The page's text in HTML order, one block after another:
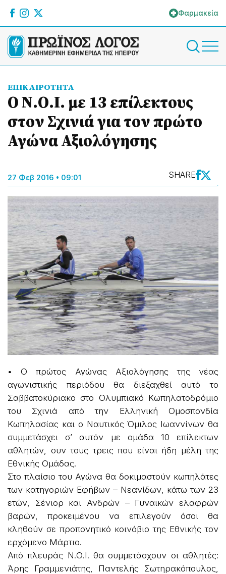
Φαρμακεία
ΕΠΙΚΑΙΡΟΤΗΤΑ
Ο Ν.Ο.Ι. με 13 επίλεκτους
στον Σχινιά για τον πρώτο
Αγώνα Αξιολόγησης
27 Φεβ 2016 • 09:01 SHARE
• Ο πρώτος Αγώνας Αξιολόγησης της νέας
αγωνιστικής περιόδου θα διεξαχθεί αυτό το
Σαββατοκύριακο στο Ολυμπιακό Κωπηλατοδρόμιο
του Σχινιά από την Ελληνική Ομοσπονδία
Κωπηλασίας και ο Ναυτικός Όμιλος Ιωαννίνων θα
συμμετάσχει σ’ αυτόν με ομάδα 10 επίλεκτων
αθλητών, συν τους τρεις που είναι ήδη μέλη της
Εθνικής Ομάδας.
Στο πλαίσιο του Αγώνα θα δοκιμαστούν κωπηλάτες
των κατηγοριών Εφήβων – Νεανίδων, κάτω των 23
ετών, Σένιορ και Ανδρών – Γυναικών ελαφρών
βαρών, προκειμένου να επιλεγούν όσοι θα
κληθούν σε προπονητικό κοινόβιο της Εθνικής τον
ερχόμενο Μάρτιο.
Από πλευράς Ν.Ο.Ι. θα συμμετάσχουν οι αθλητές:
Άρης Γραμμενιάτης, Παντελής Σωτηρακόπουλος,